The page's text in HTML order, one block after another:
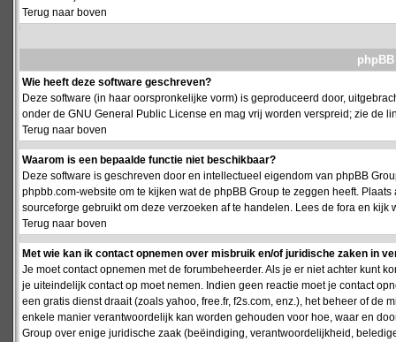
Terug naar boven
Wie heeft deze software geschreven?
Deze software (in haar oorspronkelijke vorm) is geproduceerd door,
onder de GNU General Public License en mag vrij worden verspreid; zie de
Terug naar boven
Waarom is een bepaalde functie niet beschikbaar?
Deze software is geschreven door en intellectueel eigendom van phpBB
phpbb.com-website om te kijken wat de phpBB Group te zeggen heeft.
sourceforge gebruikt om deze verzoeken af te handelen. Lees de fora en
Terug naar boven
Met wie kan ik contact opnemen over misbruik en/of juridische zaken in
Je moet contact opnemen met de forumbeheerder. Als je er niet achter kunt
je uiteindelijk contact op moet nemen. Indien geen reactie moet je contact
een gratis dienst draait (zoals yahoo, free.fr, f2s.com, enz.), het beheer of
enkele manier verantwoordelijk kan worden gehouden voor hoe, waar en
Group over enige juridische zaak (beëindiging, verantwoordelijkheid,